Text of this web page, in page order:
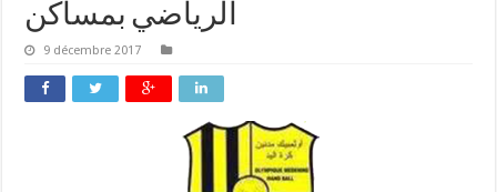
الرياضي بمساكن
9 décembre 2017